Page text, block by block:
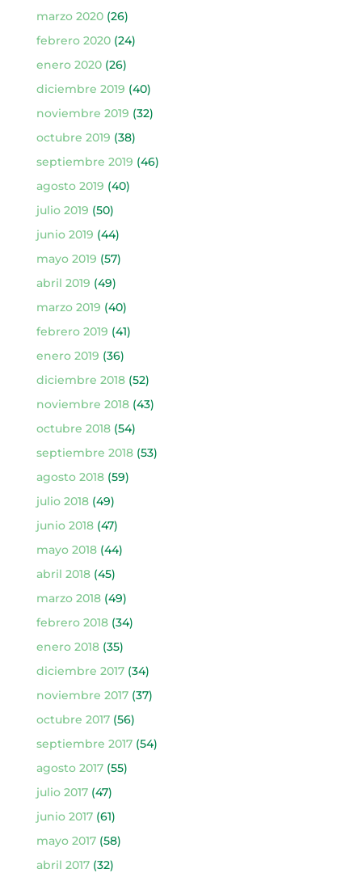
marzo 2020(26)
febrero 2020(24)
enero 2020(26)
diciembre 2019 (40)
noviembre 2019 (32)
octubre 2019 (38)
septiembre 2019 (46)
agosto 2019 (40)
julio 2019 (50)
junio 2019 (44)
mayo 2019 (57)
abril 2019 (49)
marzo 2019 (40)
febrero 2019 (41)
enero 2019 (36)
diciembre 2018(52)
noviembre 2018(43)
octubre 2018(54)
septiembre 2018(53)
agosto 2018(59)
julio 2018(49)
junio 2018(47)
mayo 2018(44)
abril 2018(45)
marzo 2018(49)
febrero 2018(34)
enero 2018(35)
diciembre 2017(34)
noviembre 2017(37)
octubre 2017(56)
septiembre 2017(54)
agosto 2017(55)
julio 2017(47)
junio 2017(61)
mayo 2017(58)
abril 2017(32)